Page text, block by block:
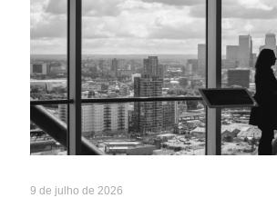
9 de julho de 2026